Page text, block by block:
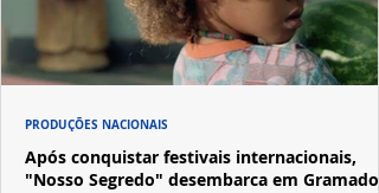
Após conquistar festivais internacionais,
"Nosso Segredo" desembarca em Gramado
PRODUÇÕES NACIONAIS